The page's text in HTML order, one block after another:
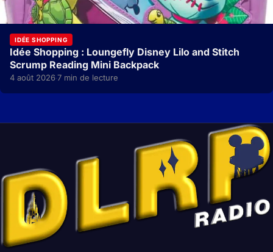
IDÉE SHOPPING
Idée Shopping : Loungefly Disney Lilo and Stitch
Scrump Reading Mini Backpack
4 août 2026·7 min de lecture